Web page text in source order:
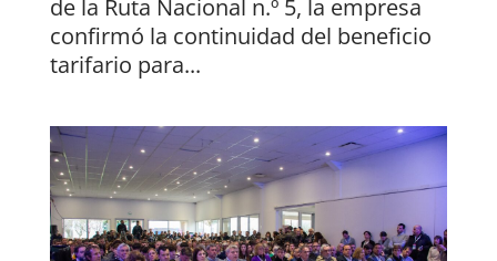
de la Ruta Nacional n.º 5, la empresa
confirmó la continuidad del beneficio
tarifario para...